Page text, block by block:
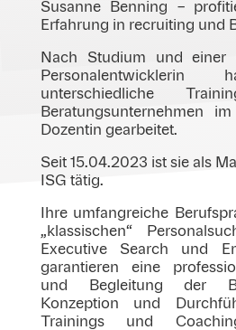
Susanne Benning –
Erfahrung in recruiting und
Nach Studium und einer
unterschiedliche
Beratungsunternehmen
Dozentin gearbeitet.
Seit 15.04.2023 ist sie als
ISG tätig.
Ihre umfangreiche
„klassischen“
Executive Search und
garantieren eine
und Begleitung der
Konzeption und
Trainings und